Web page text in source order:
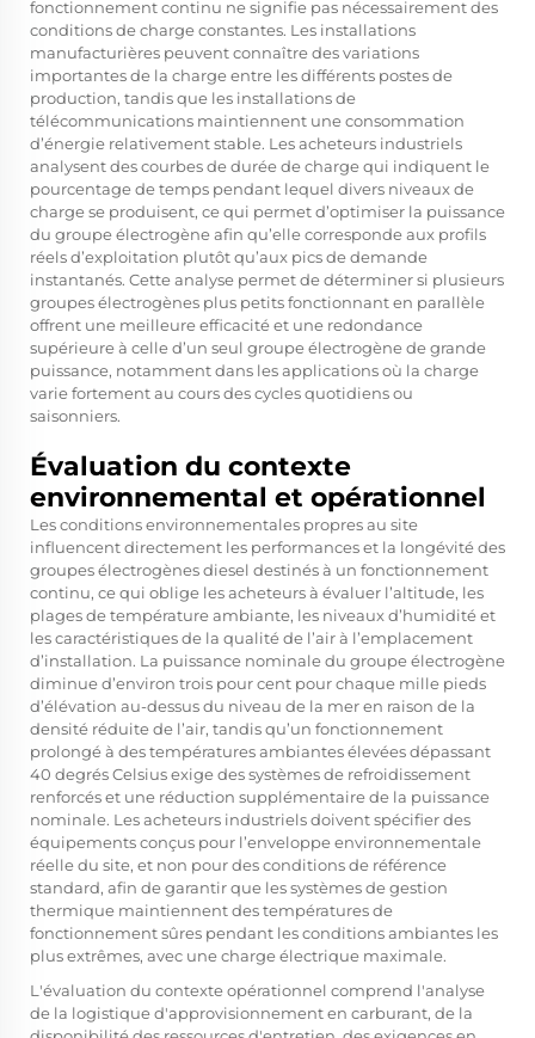
fonctionnement continu ne signifie pas nécessairement des
conditions de charge constantes. Les installations
manufacturières peuvent connaître des variations
importantes de la charge entre les différents postes de
production, tandis que les installations de
télécommunications maintiennent une consommation
d’énergie relativement stable. Les acheteurs industriels
analysent des courbes de durée de charge qui indiquent le
pourcentage de temps pendant lequel divers niveaux de
charge se produisent, ce qui permet d’optimiser la puissance
du groupe électrogène afin qu’elle corresponde aux profils
réels d’exploitation plutôt qu’aux pics de demande
instantanés. Cette analyse permet de déterminer si plusieurs
groupes électrogènes plus petits fonctionnant en parallèle
offrent une meilleure efficacité et une redondance
supérieure à celle d’un seul groupe électrogène de grande
puissance, notamment dans les applications où la charge
varie fortement au cours des cycles quotidiens ou
saisonniers.
Évaluation du contexte
environnemental et opérationnel
Les conditions environnementales propres au site
influencent directement les performances et la longévité des
groupes électrogènes diesel destinés à un fonctionnement
continu, ce qui oblige les acheteurs à évaluer l’altitude, les
plages de température ambiante, les niveaux d’humidité et
les caractéristiques de la qualité de l’air à l’emplacement
d’installation. La puissance nominale du groupe électrogène
diminue d’environ trois pour cent pour chaque mille pieds
d’élévation au-dessus du niveau de la mer en raison de la
densité réduite de l’air, tandis qu’un fonctionnement
prolongé à des températures ambiantes élevées dépassant
40 degrés Celsius exige des systèmes de refroidissement
renforcés et une réduction supplémentaire de la puissance
nominale. Les acheteurs industriels doivent spécifier des
équipements conçus pour l’enveloppe environnementale
réelle du site, et non pour des conditions de référence
standard, afin de garantir que les systèmes de gestion
thermique maintiennent des températures de
fonctionnement sûres pendant les conditions ambiantes les
plus extrêmes, avec une charge électrique maximale.
L'évaluation du contexte opérationnel comprend l'analyse
de la logistique d'approvisionnement en carburant, de la